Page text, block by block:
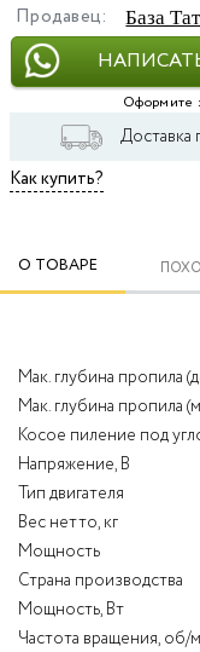
Продавец: База
Оформите
Доставка
Как купить?
О ТОВАРЕ
Мак. глубина пропила
Мак. глубина пропила
Косое пиление под
Напряжение, В
Тип двигателя
Вес нетто, кг
Мощность
Страна производства
Мощность, Вт
Частота вращения, об/